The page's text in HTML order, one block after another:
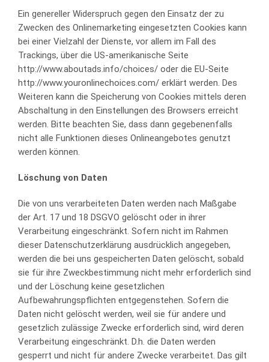
Ein genereller Widerspruch gegen den Einsatz der zu
Zwecken des Onlinemarketing eingesetzten Cookies kann
bei einer Vielzahl der Dienste, vor allem im Fall des
Trackings, über die US-amerikanische Seite
http://www.aboutads.info/choices/ oder die EU-Seite
http://www.youronlinechoices.com/ erklärt werden. Des
Weiteren kann die Speicherung von Cookies mittels deren
Abschaltung in den Einstellungen des Browsers erreicht
werden. Bitte beachten Sie, dass dann gegebenenfalls
nicht alle Funktionen dieses Onlineangebotes genutzt
werden können.
Löschung von Daten
Die von uns verarbeiteten Daten werden nach Maßgabe
der Art. 17 und 18 DSGVO gelöscht oder in ihrer
Verarbeitung eingeschränkt. Sofern nicht im Rahmen
dieser Datenschutzerklärung ausdrücklich angegeben,
werden die bei uns gespeicherten Daten gelöscht, sobald
sie für ihre Zweckbestimmung nicht mehr erforderlich sind
und der Löschung keine gesetzlichen
Aufbewahrungspflichten entgegenstehen. Sofern die
Daten nicht gelöscht werden, weil sie für andere und
gesetzlich zulässige Zwecke erforderlich sind, wird deren
Verarbeitung eingeschränkt. D.h. die Daten werden
gesperrt und nicht für andere Zwecke verarbeitet. Das gilt